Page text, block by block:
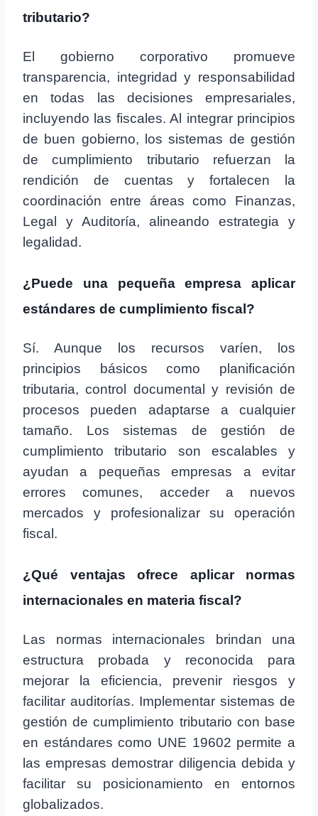
tributario?
El gobierno corporativo promueve
transparencia, integridad y responsabilidad
en todas las decisiones empresariales,
incluyendo las fiscales. Al integrar principios
de buen gobierno, los sistemas de gestión
de cumplimiento tributario refuerzan la
rendición de cuentas y fortalecen la
coordinación entre áreas como Finanzas,
Legal y Auditoría, alineando estrategia y
legalidad.
¿Puede una pequeña empresa aplicar
estándares de cumplimiento fiscal?
Sí. Aunque los recursos varíen, los
principios básicos como planificación
tributaria, control documental y revisión de
procesos pueden adaptarse a cualquier
tamaño. Los sistemas de gestión de
cumplimiento tributario son escalables y
ayudan a pequeñas empresas a evitar
errores comunes, acceder a nuevos
mercados y profesionalizar su operación
fiscal.
¿Qué ventajas ofrece aplicar normas
internacionales en materia fiscal?
Las normas internacionales brindan una
estructura probada y reconocida para
mejorar la eficiencia, prevenir riesgos y
facilitar auditorías. Implementar sistemas de
gestión de cumplimiento tributario con base
en estándares como UNE 19602 permite a
las empresas demostrar diligencia debida y
facilitar su posicionamiento en entornos
globalizados.